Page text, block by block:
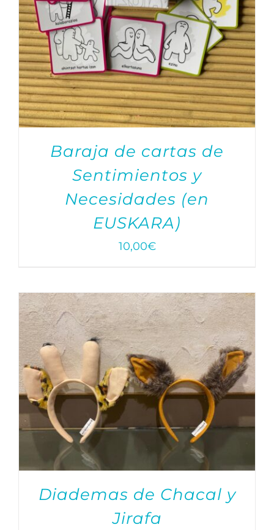
Baraja de cartas de
Sentimientos y
Necesidades (en
EUSKARA)
10,00€
Diademas de Chacal y
Jirafa